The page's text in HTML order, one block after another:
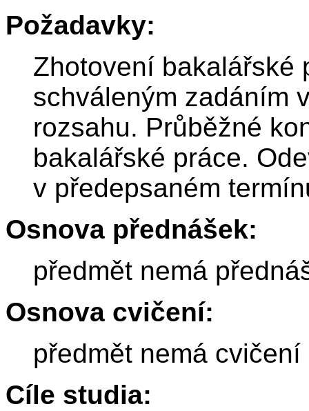
Požadavky:
Zhotovení bakalářské
schváleným zadáním
rozsahu. Průběžné
bakalářské práce.
v předepsaném
Osnova přednášek:
předmět nemá
Osnova cvičení:
předmět nemá cvičení
Cíle studia: